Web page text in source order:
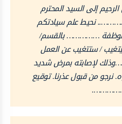
إلى السيد المحترم
نحيط علم سيادتكم
…………… بالقسم/
/ ستتغيب عن العمل
لإصابته بمرض شديد
من قبول عذرنا. توقيع